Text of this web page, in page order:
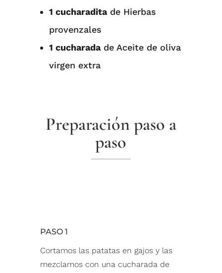
1 cucharaditade Hierbas
provenzales⁠
1 cucharadade Aceite de oliva
virgen extra⁠
Preparación paso a
paso
PASO 1
Cortamos las patatas en gajos y las
mezclamos con una cucharada de